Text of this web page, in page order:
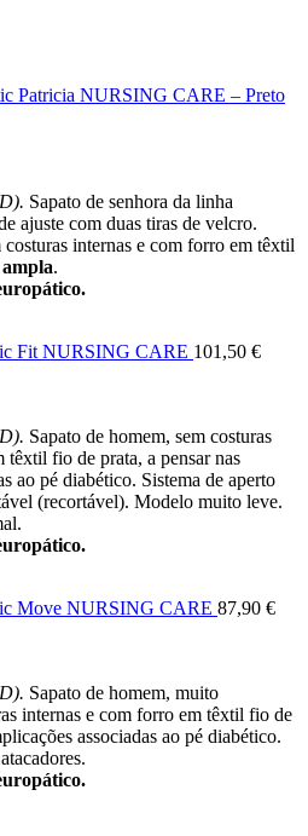
Patricia NURSING CARE – Preto
Sapato de senhora da linha
ajuste com duas tiras de velcro.
internas e com forro em têxtil
.
Fit NURSING CARE 101,50 €
Sapato de homem, sem costuras
têxtil fio de prata, a pensar nas
ao pé diabético. Sistema de aperto
(recortável). Modelo muito leve.
Move NURSING CARE 87,90 €
Sapato de homem, muito
internas e com forro em têxtil fio de
associadas ao pé diabético.